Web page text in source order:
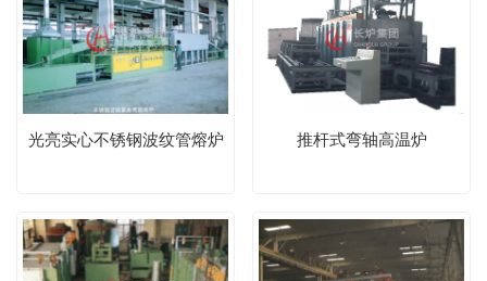
光亮实心不锈钢波纹管熔炉 推杆式弯轴高温炉